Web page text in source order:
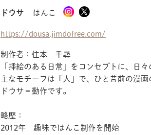
ドウサ はんこ
https://dousa.jimdofree.com/
制作者：住本 千尋
「挿絵のある日常」をコンセプトに、日
主なモチーフは「人」で、ひと昔前の漫画
ドウサ＝動作です。
略歴：
2012年 趣味ではんこ制作を開始